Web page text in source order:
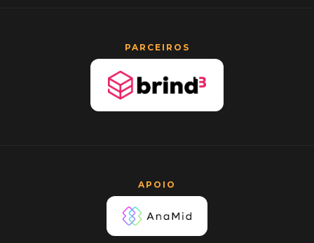
PARCEIROS
APOIO